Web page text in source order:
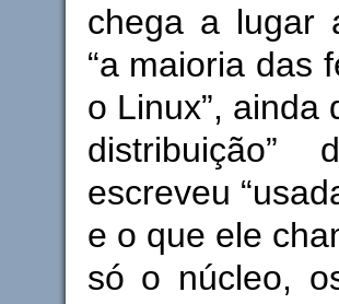
chega a lugar
“a maioria das
o Linux”, ainda
escreveu
e o que ele
só o núcleo,